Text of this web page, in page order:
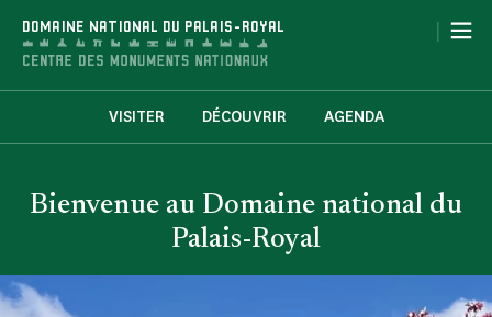
DOMAINE NATIONAL DU PALAIS-ROYAL |
VISITER DÉCOUVRIR AGENDA
Bienvenue au Domaine national du
Palais-Royal